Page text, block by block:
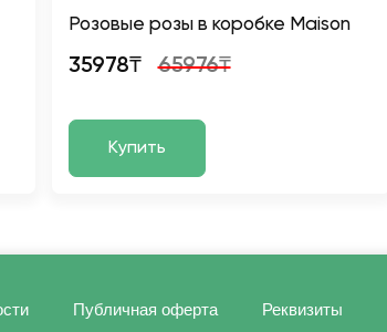
Розовые розы в коробке Maison
35978₸ 65976₸
Купить
Публичная оферта Реквизиты